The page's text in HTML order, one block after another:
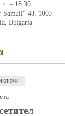
ч. – 18:30
48, 1000
Bulgaria